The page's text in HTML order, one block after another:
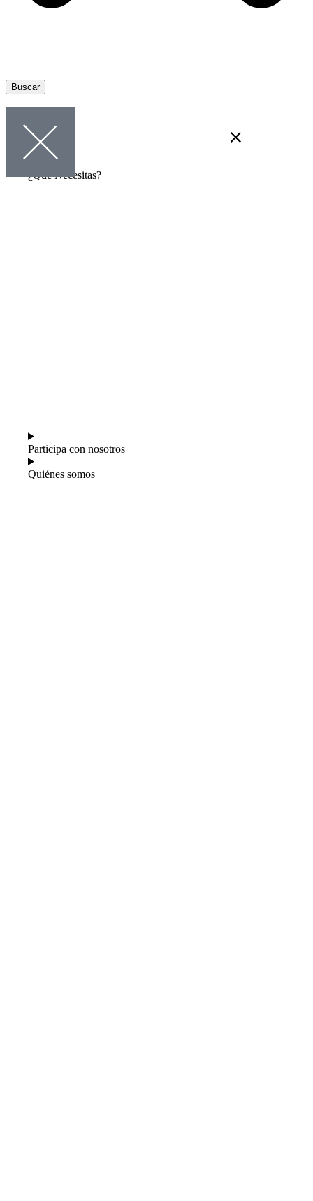
Buscar
¿Qué Necesitas?
Participa con nosotros
Quiénes somos